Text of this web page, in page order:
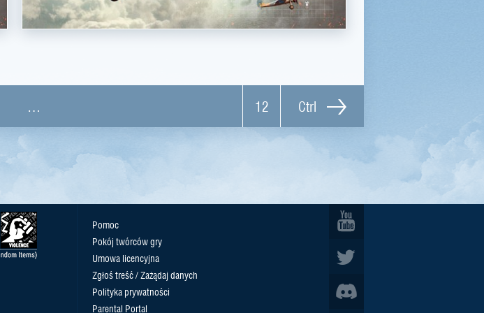
… 12 Ctrl
Pomoc
Pokój twórców gry
Umowa licencyjna
Zgłoś treść / Zażądaj danych
Polityka prywatności
Parental Portal